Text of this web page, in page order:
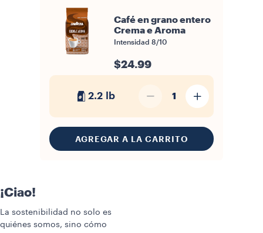
Café en grano entero
Crema e Aroma
Intensidad 8/10
$24.99
2.2 lb 1
AGREGAR A LA CARRITO
¡Ciao!
La sostenibilidad no solo es
quiénes somos, sino cómo